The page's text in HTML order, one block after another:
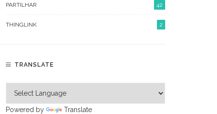
PARTILHAR 42
THINGLINK 2
TRANSLATE
Powered by Translate
DEZEMBRO 2022